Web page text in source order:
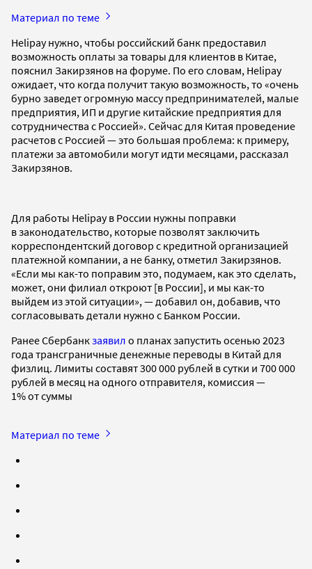
Материал по теме
Helipay нужно, чтобы российский банк предоставил
возможность оплаты за товары для клиентов в Китае,
пояснил Закирзянов на форуме. По его словам, Helipay
ожидает, что когда получит такую возможность, то «очень
бурно заведет огромную массу предпринимателей, малые
предприятия, ИП и другие китайские предприятия для
сотрудничества с Россией». Сейчас для Китая проведение
расчетов с Россией — это большая проблема: к примеру,
платежи за автомобили могут идти месяцами, рассказал
Закирзянов.
Для работы Helipay в России нужны поправки
в законодательство, которые позволят заключить
корреспондентский договор с кредитной организацией
платежной компании, а не банку, отметил Закирзянов.
«Если мы как-то поправим это, подумаем, как это сделать,
может, они филиал откроют [в России], и мы как-то
выйдем из этой ситуации», — добавил он, добавив, что
согласовывать детали нужно с Банком России.
Ранее Сбербанкзаявил о планах запустить осенью 2023
года трансграничные денежные переводы в Китай для
физлиц. Лимиты составят 300 000 рублей в сутки и 700 000
рублей в месяц на одного отправителя, комиссия —
1% от суммы
Материал по теме